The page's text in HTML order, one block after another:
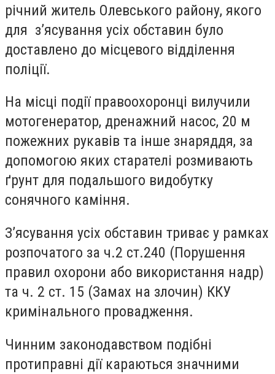
річний житель Олевського району, якого
для з’ясування усіх обставин було
доставлено до місцевого відділення
поліції.
На місці події правоохоронці вилучили
мотогенератор, дренажний насос, 20 м
пожежних рукавів та інше знаряддя, за
допомогою яких старателі розмивають
ґрунт для подальшого видобутку
сонячного каміння.
З’ясування усіх обставин триває у рамках
розпочатого за ч.2 ст.240 (Порушення
правил охорони або використання надр)
та ч. 2 ст. 15 (Замах на злочин) ККУ
кримінального провадження.
Чинним законодавством подібні
протиправні дії караються значними